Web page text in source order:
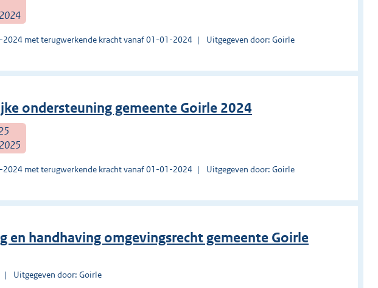
met terugwerkende kracht vanaf 01-01-2024 Uitgegeven door: Goirle
ondersteuning gemeente Goirle 2024
met terugwerkende kracht vanaf 01-01-2024 Uitgegeven door: Goirle
en handhaving omgevingsrecht gemeente Goirle
Uitgegeven door: Goirle